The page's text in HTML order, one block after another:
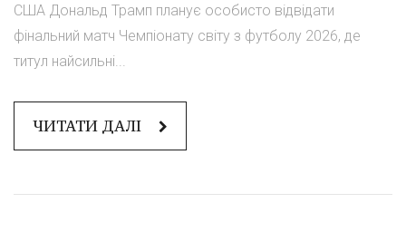
США Дональд Трамп планує особисто відвідати
фінальний матч Чемпіонату світу з футболу 2026, де
титул найсильні...
ЧИТАТИ ДАЛІ